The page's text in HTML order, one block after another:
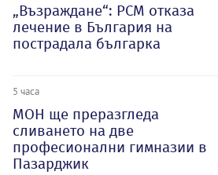
„Възраждане“: РСМ отказа
лечение в България на
пострадала българка
5 часа
МОН ще преразгледа
сливането на две
професионални гимназии в
Пазарджик